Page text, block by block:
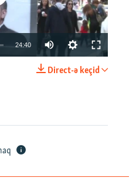
24:40
Direct-ə keçid